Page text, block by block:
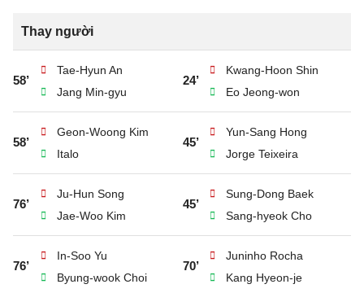
Thay người
58’
Tae-Hyun An
Jang Min-gyu
24’
Kwang-Hoon Shin
Eo Jeong-won
58’
Geon-Woong Kim
Italo
45’
Yun-Sang Hong
Jorge Teixeira
76’
Ju-Hun Song
Jae-Woo Kim
45’
Sung-Dong Baek
Sang-hyeok Cho
76’
In-Soo Yu
Byung-wook Choi
70’
Juninho Rocha
Kang Hyeon-je